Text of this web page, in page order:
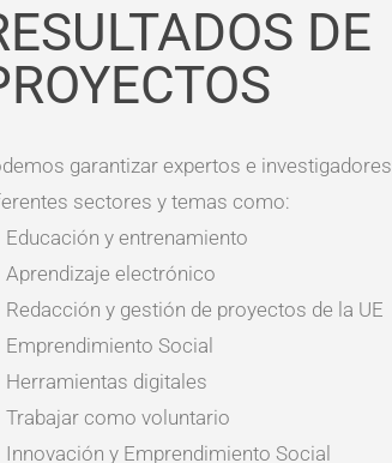
DE
garantizar expertos e
sectores y temas como:
Educación y entrenamiento
Aprendizaje electrónico
Redacción y gestión de proyectos de la UE
Emprendimiento Social
Herramientas digitales
Trabajar como voluntario
Innovación y Emprendimiento Social